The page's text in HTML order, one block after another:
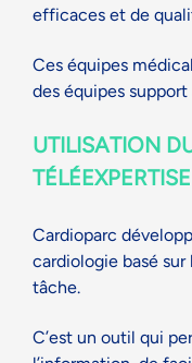
efficaces et de
Ces équipes
des équipes
UTILISATION
TÉLÉEXPERTISE
Cardioparc
cardiologie basé
tâche.
C’est un outil qui